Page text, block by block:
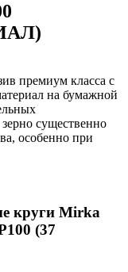
премиум класса с
на бумажной
существенно
особенно при
круги Mirka
(37